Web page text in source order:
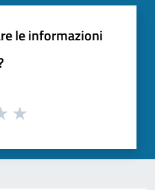
le informazioni